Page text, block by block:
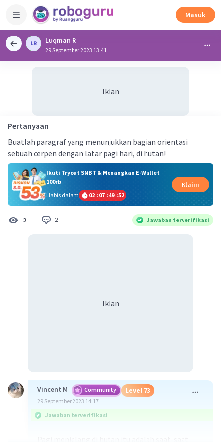
Masuk
Luqman R
29 September 2023 13:41
Iklan
Pertanyaan
Buatlah paragraf yang menunjukkan bagian orientasi
sebuah cerpen dengan latar pagi hari, di hutan!
Ikuti Tryout SNBT & Menangkan E-Wallet
100rb
Habis dalam
02 :07 :49 :51
Klaim
2 2 Jawaban terverifikasi
Iklan
Vincent M Community Level 73
29 September 2023 14:17
Jawaban terverifikasi